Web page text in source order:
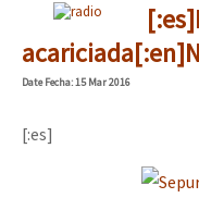
DateFecha: 15 Mar 2016
[:es]